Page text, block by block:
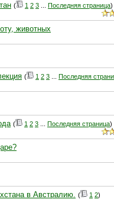
( 1 2 3 Последняя страница)
животных
( 1 2 3
Последняя
( 1 2 3 Последняя страница)
в Австралию. ( 1 2)